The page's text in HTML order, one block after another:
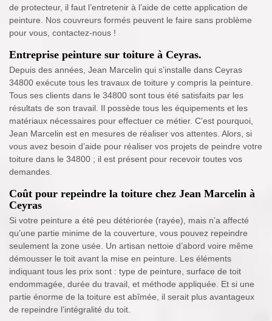
de protecteur, il faut l’entretenir à l’aide de cette application de
peinture. Nos couvreurs formés peuvent le faire sans problème
pour vous, contactez-nous !
Entreprise peinture sur toiture à Ceyras.
Depuis des années, Jean Marcelin qui s’installe dans Ceyras
34800 exécute tous les travaux de toiture y compris la peinture.
Tous ses clients dans le 34800 sont tous été satisfaits par les
résultats de son travail. Il possède tous les équipements et les
matériaux nécessaires pour effectuer ce métier. C’est pourquoi,
Jean Marcelin est en mesures de réaliser vos attentes. Alors, si
vous avez besoin d’aide pour réaliser vos projets de peindre votre
toiture dans le 34800 ; il est présent pour recevoir toutes vos
demandes.
Coût pour repeindre la toiture chez Jean Marcelin à
Ceyras
Si votre peinture a été peu détériorée (rayée), mais n’a affecté
qu’une partie minime de la couverture, vous pouvez repeindre
seulement la zone usée. Un artisan nettoie d’abord voire même
démousser le toit avant la mise en peinture. Les éléments
indiquant tous les prix sont : type de peinture, surface de toit
endommagée, durée du travail, et méthode appliquée. Et si une
partie énorme de la toiture est abîmée, il serait plus avantageux
de repeindre l’intégralité du toit.